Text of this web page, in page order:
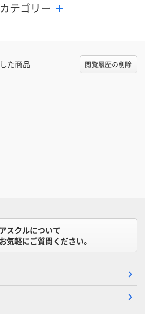
テゴリー
た商品 閲覧履歴の削除
アスクルについて
お気軽にご質問ください。